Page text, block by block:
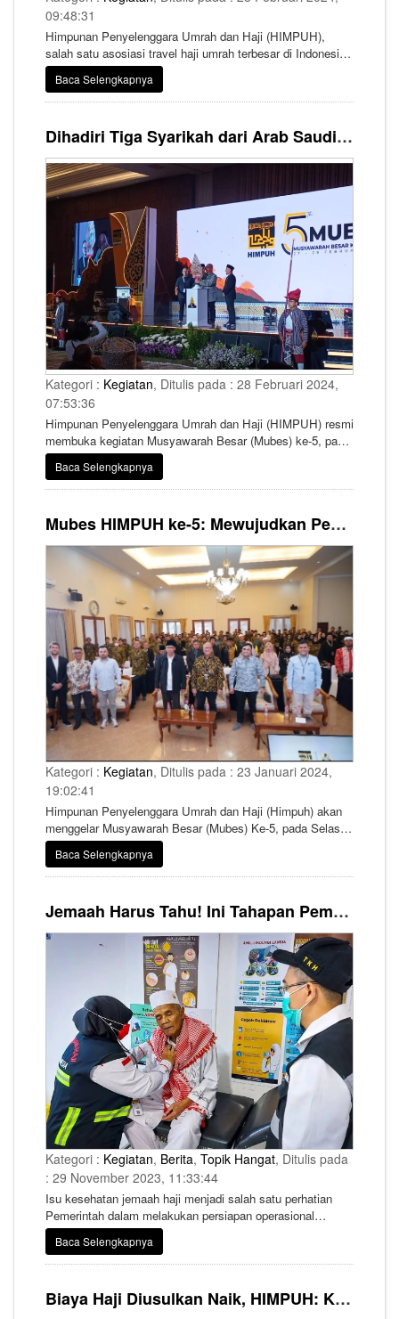
09:48:31
Himpunan Penyelenggara Umrah dan Haji (HIMPUH),
salah satu asosiasi travel haji umrah terbesar di Indonesia
kini tengah melangsungkan kegiatan Musyawarah Besar
(Mubes) Ke-5.
Baca Selengkapnya
Dihadiri Tiga Syarikah dari Arab Saudi, Mubes HIMPUH Ke-5 Berlangsung Meriah
Kategori : Kegiatan, Ditulis pada : 28 Februari 2024,
07:53:36
Himpunan Penyelenggara Umrah dan Haji (HIMPUH) resmi
membuka kegiatan Musyawarah Besar (Mubes) ke-5, pada
Selasa (27/2/2024) di Hotel Marriott, Yogyakarta.
Baca Selengkapnya
Mubes HIMPUH ke-5: Mewujudkan Penyelenggaraan Haji Umrah yang Adaptif dan Berkemajuan
Kategori : Kegiatan, Ditulis pada : 23 Januari 2024,
19:02:41
Himpunan Penyelenggara Umrah dan Haji (Himpuh) akan
menggelar Musyawarah Besar (Mubes) Ke-5, pada Selasa -
Kamis (27 - 29 Februari 2024) di Marriot Hotel Yogyakarta.
Baca Selengkapnya
Jemaah Harus Tahu! Ini Tahapan Pemeriksaan Kesehatan yang Wajib Dilalui sebelum Diperbolehkan Berangkat Haji
Kategori : Kegiatan, Berita, Topik Hangat, Ditulis pada
: 29 November 2023, 11:33:44
Isu kesehatan jemaah haji menjadi salah satu perhatian
Pemerintah dalam melakukan persiapan operasional
penyelenggaraan ibadah haji 1445 H/2024 M. Bukan tanpa
alasan, hal ini disebabkan tingginya angka kematian
jemaah haji yang menyentuh amgka 800 orang pada haji
Baca Selengkapnya
Biaya Haji Diusulkan Naik, HIMPUH: Kita Percaya Saja pada Pemerintah dan Panja BPIH